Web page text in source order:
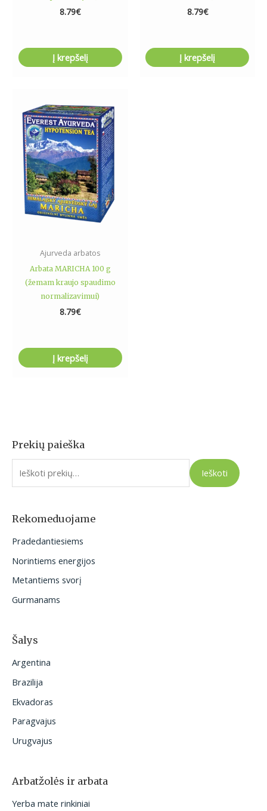
Prekių paieška
I
e
o
:
Ieškoti
Rekomeduojame
Pradedantiesiems
Norintiems energijos
Metantiems svorį
Gurmanams
Šalys
Argentina
Brazilija
Ekvadoras
Paragvajus
Urugvajus
Arbatžolės ir arbata
Yerba mate rinkiniai
8.79€
Į krepšelį
8.79€
Į krepšelį
Ajurveda arbatos
Arbata MARICHA 100 g
(žemam kraujo spaudimo
normalizavimui)
8.79€
Į krepšelį